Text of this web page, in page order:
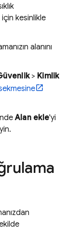
için kesinlikle
alanını
> Kimlik
Alan ekle'yi